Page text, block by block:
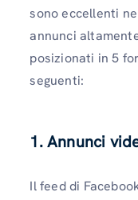
sono eccellenti
annunci
posizionati in 5
seguenti:
1. Annunci
Il feed di